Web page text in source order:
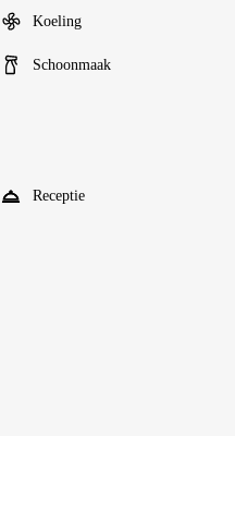
Koeling
Schoonmaak
Receptie